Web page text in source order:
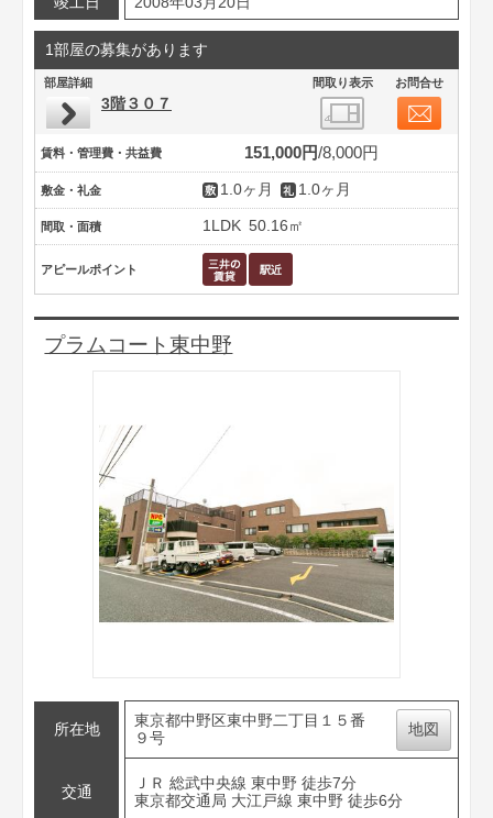
1部屋の募集があります
部屋詳細 間取り表示 お問合せ
3階３０７
賃料・管理費・共益費 151,000円 8,000円
敷金・礼金 1.0ヶ月 1.0ヶ月
間取・面積 1LDK 50.16㎡
アピールポイント
プラムコート東中野
所在地
東京都中野区東中野二丁目１５番
９号
地図
交通
ＪＲ 総武中央線 東中野 徒歩7分
東京都交通局 大江戸線 東中野 徒歩6分